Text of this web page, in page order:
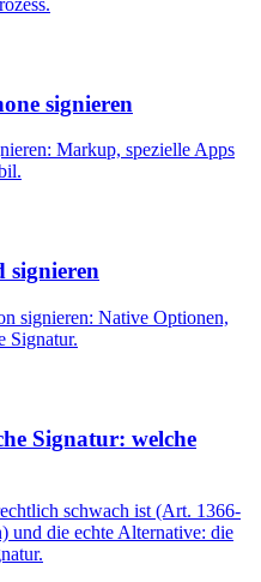
signieren
Markup, spezielle Apps
signieren: Native Optionen,
Signatur.
Signatur: welche
schwach ist (Art. 1366-
und die echte Alternative: die